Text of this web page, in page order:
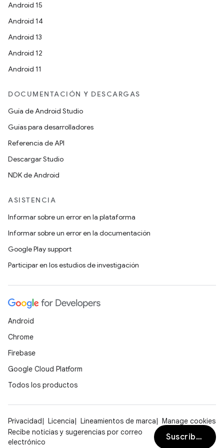
Android 15
Android 14
Android 13
Android 12
Android 11
DOCUMENTACIÓN Y DESCARGAS
Guía de Android Studio
Guías para desarrolladores
Referencia de API
Descargar Studio
NDK de Android
ASISTENCIA
Informar sobre un error en la plataforma
Informar sobre un error en la documentación
Google Play support
Participar en los estudios de investigación
Android
Chrome
Firebase
Google Cloud Platform
Todos los productos
Privacidad Licencia Lineamientos de marca
Manage cookies
Recibe noticias y sugerencias por correo
electrónico
Suscribirse